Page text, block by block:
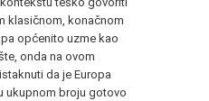
klasičnom, konačnom
općenito uzme kao
onda na ovom
da je Europa
ukupnom broju gotovo